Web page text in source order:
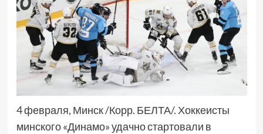
4 февраля, Минск /Корр. БЕЛТА/. Хоккеисты
минского «Динамо» удачно стартовали в